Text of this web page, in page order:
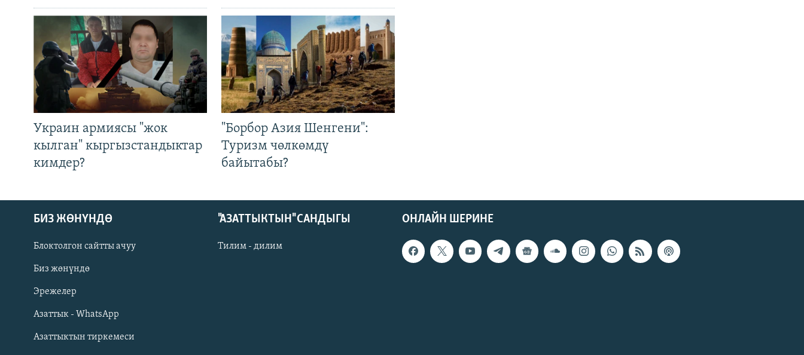
Русский
ОНЛАЙН ШЕРИНЕ
Украин армиясы "жок
кылган" кыргызстандыктар
кимдер?
"Борбор Азия Шенгени":
Туризм чөлкөмдү
байытабы?
ОНЛАЙН ШЕРИНЕ
БИЗ ЖӨНҮНДӨ
Блоктолгон сайтты ачуу
Биз жөнүндө
Эрежелер
Азаттык - WhatsApp
Азаттыктын тиркемеси
"АЗАТТЫКТЫН" САНДЫГЫ
Тилим - дилим